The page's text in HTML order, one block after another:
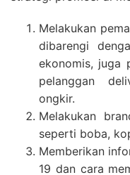
Melakukan
dibarengi
ekonomis, juga
pelanggan
ongkir.
Melakukan
seperti boba,
Memberikan
19 dan cara